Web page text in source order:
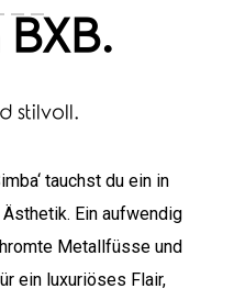
stilvoll.
tauchst du ein in
Ein aufwendig
Metallfüsse und
ein luxuriöses Flair,